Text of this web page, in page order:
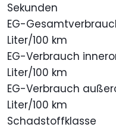
Sekunden
EG-
Liter/100 km
EG-Verbrauch
Liter/100 km
EG-Verbrauch
Liter/100 km
Schadstoffklasse